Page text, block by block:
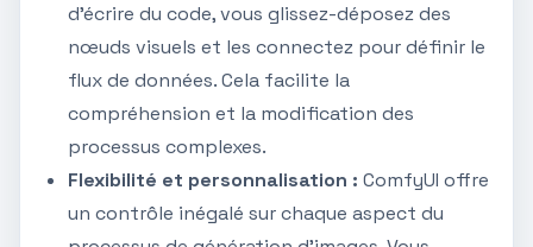
d'écrire du code, vous glissez-déposez des
nœuds visuels et les connectez pour définir le
flux de données. Cela facilite la
compréhension et la modification des
processus complexes.
Flexibilité et personnalisation : ComfyUI offre
un contrôle inégalé sur chaque aspect du